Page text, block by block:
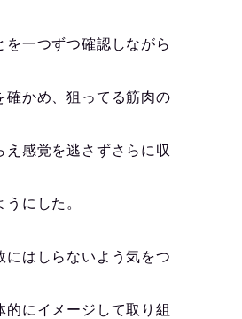
を一つずつ確認しながら
確かめ、狙ってる筋肉の
え感覚を逃さずさらに収
にした。
にはしらないよう気をつ
的にイメージして取り組